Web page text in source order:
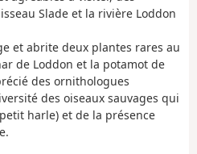
Slade et la rivière Loddon
et abrite deux plantes rares au
de Loddon et la potamot de
des ornithologues
des oiseaux sauvages qui
harle) et de la présence